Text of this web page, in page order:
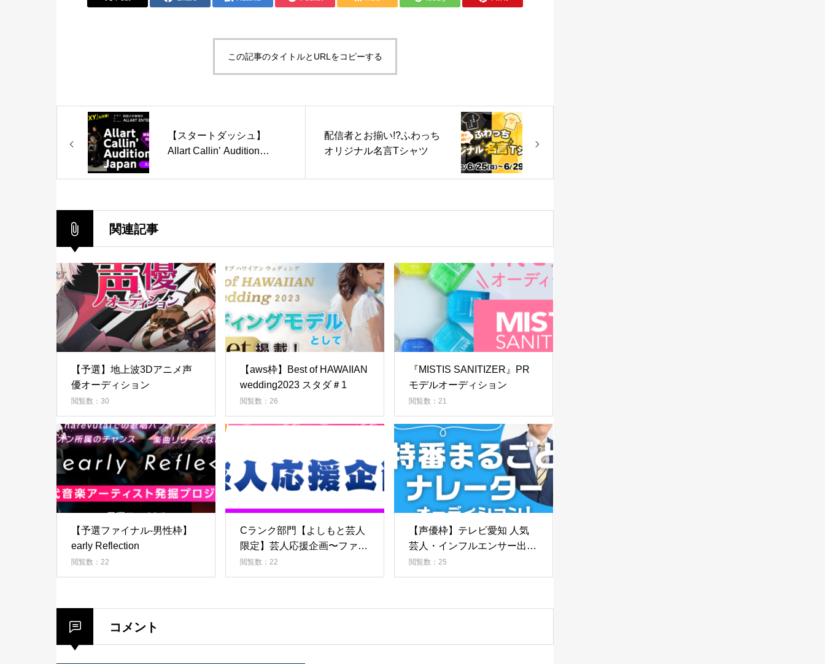
この記事のタイトルとURLをコピーする
【スタートダッシュ】
Allart Callin’ Audition
配信者とお揃い!?ふわっち
オリジナル名言Tシャツ
関連記事
【予選】地上波3Dアニメ声
優オーディション
閲覧数：30
【aws枠】Best of HAWAIIAN
wedding2023 スタダ＃1
閲覧数：26
『MISTIS SANITIZER』PR
モデルオーディション
閲覧数：21
【予選ファイナル-男性枠】
early Reflection
閲覧数：22
Cランク部門【よしもと芸人
限定】芸人応援企画〜ファミ
レス代支援Vol.12〜
閲覧数：22
【声優枠】テレビ愛知 人気
芸人・インフルエンサー出
演！特番ナレーターオーディ
ション
閲覧数：25
コメント